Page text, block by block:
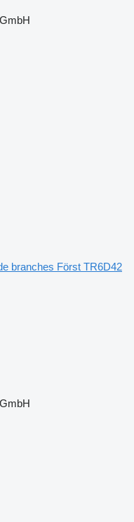
branches Först TR6D42